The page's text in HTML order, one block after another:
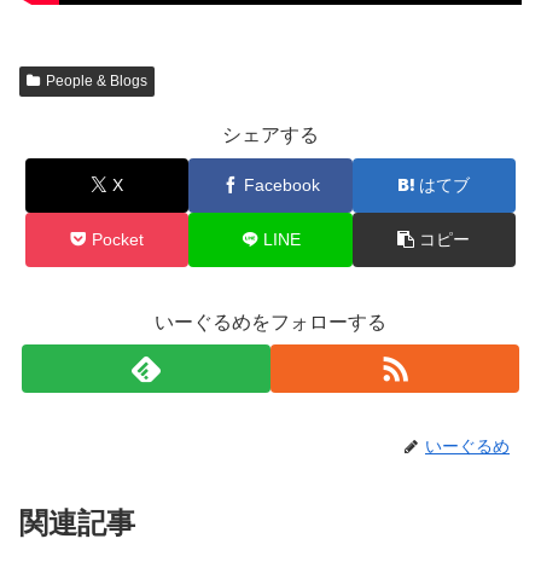
People & Blogs
シェアする
X Facebook はてブ
Pocket LINE コピー
いーぐるめをフォローする
いーぐるめ
関連記事